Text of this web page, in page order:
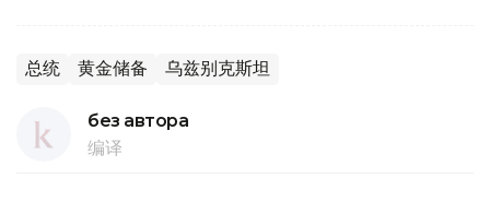
总统 黄金储备 乌兹别克斯坦
без автора
编译